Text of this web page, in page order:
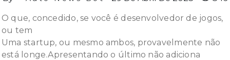
O que, concedido, se você é desenvolvedor de jogos,
ou tem
Uma startup, ou mesmo ambos, provavelmente não
está longe.Apresentando o último não adiciona